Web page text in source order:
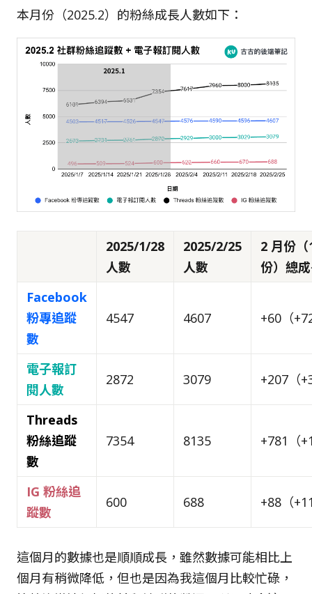
本月份（2025.2）的粉絲成長人數如下：
2025/1/28
人數
2025/2/25
人數
2 月份（
份）總
Facebook
粉專追蹤
數
4547 4607 +60（
電子報訂
閱人數
2872 3079 +207（
Threads
粉絲追蹤
數
7354 8135 +781（
IG 粉絲追
蹤數
600 688 +88（
這個月的數據也是順順成長，雖然數據可能相比上
個月有稍微降低，但也是因為我這個月比較忙碌，